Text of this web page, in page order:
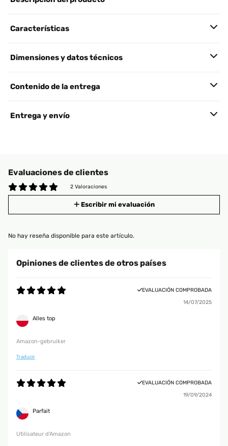
Características
Dimensiones y datos técnicos
Contenido de la entrega
Entrega y envío
Evaluaciones de clientes
2 Valoraciones
Escribir mi evaluación
No hay reseña disponible para este artículo.
Opiniones de clientes de otros países
EVALUACIÓN COMPROBADA
14/07/2025
Alles top
Amazon-gebruiker
Traducir
EVALUACIÓN COMPROBADA
19/09/2024
Parfait
Utilisateur d'Amazon